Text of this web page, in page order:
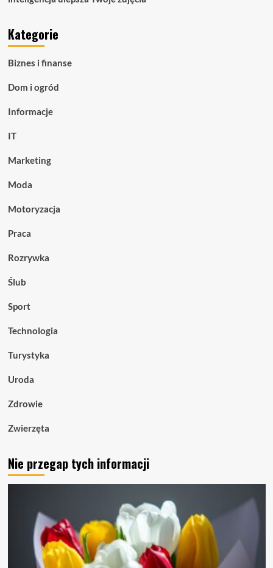
Kategorie
Biznes i finanse
Dom i ogród
Informacje
IT
Marketing
Moda
Motoryzacja
Praca
Rozrywka
Ślub
Sport
Technologia
Turystyka
Uroda
Zdrowie
Zwierzęta
Nie przegap tych informacji